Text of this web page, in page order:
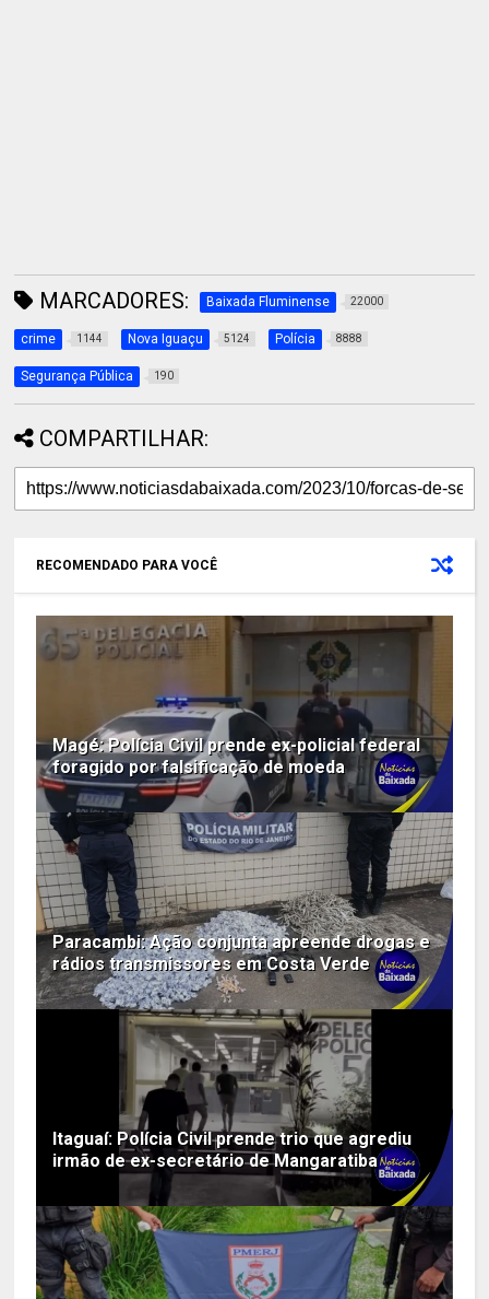
MARCADORES: Baixada Fluminense 22000
crime 1144 Nova Iguaçu 5124 Polícia 8888
Segurança Pública 190
COMPARTILHAR:
RECOMENDADO PARA VOCÊ
Magé: Polícia Civil prende ex-policial federal
foragido por falsificação de moeda
Paracambi: Ação conjunta apreende drogas e
rádios transmissores em Costa Verde
Itaguaí: Polícia Civil prende trio que agrediu
irmão de ex-secretário de Mangaratiba